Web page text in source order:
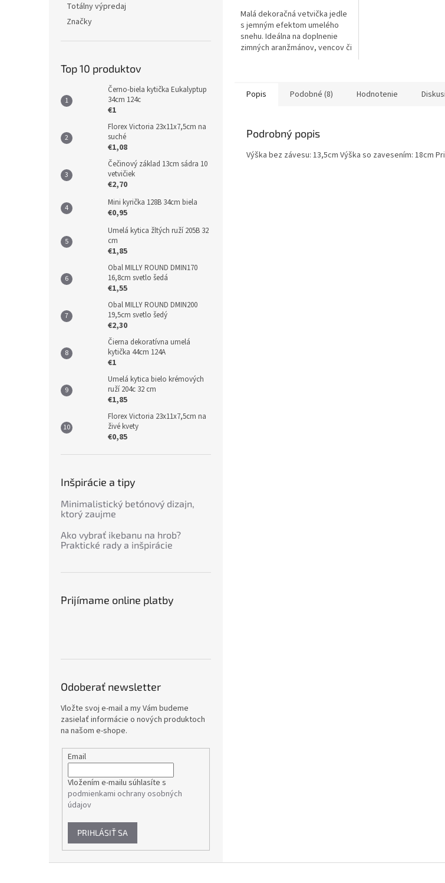
Totálny výpredaj
Značky
Top 10 produktov
Černo-biela kytička Eukalyptup
34cm 124c
€1
Florex Victoria 23x11x7,5cm na
suché
€1,08
Čečinový základ 13cm sádra 10
vetvičiek
€2,70
Mini kyrička 128B 34cm biela
€0,95
Umelá kytica žltých ruží 205B 32
cm
€1,85
Obal MILLY ROUND DMIN170
16,8cm svetlo šedá
€1,55
Obal MILLY ROUND DMIN200
19,5cm svetlo šedý
€2,30
Čierna dekoratívna umelá
kytička 44cm 124A
€1
Umelá kytica bielo krémových
ruží 204c 32 cm
€1,85
Florex Victoria 23x11x7,5cm na
živé kvety
€0,85
Inšpirácie a tipy
Minimalistický betónový dizajn,
ktorý zaujme
Ako vybrať ikebanu na hrob?
Praktické rady a inšpirácie
Prijímame online platby
Odoberať newsletter
Vložte svoj e-mail a my Vám budeme
zasielať informácie o nových produktoch
na našom e-shope.
Email
Vložením e-mailu súhlasíte s
podmienkami ochrany osobných
údajov
PRIHLÁSIŤ SA
Malá dekoračná vetvička jedle
s jemným efektom umelého
snehu. Ideálna na doplnenie
zimných aranžmánov, vencov či
Popis Podobné (8) Hodnotenie
Podrobný popis
Výška bez závesu: 13,5cm Výška so zavesením: 18cm